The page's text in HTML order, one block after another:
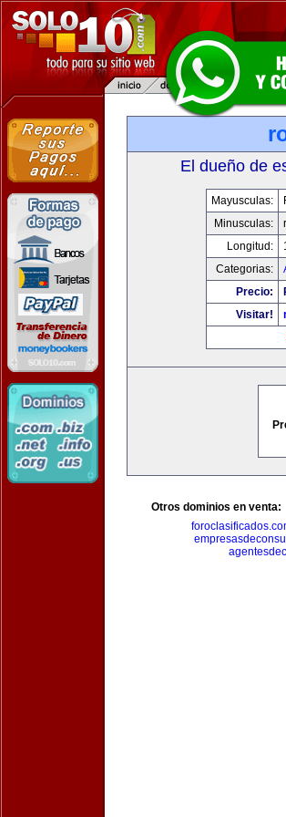
El dueño de
Mayusculas:
Minusculas:
Longitud:
Categorias:
Precio:
Visitar!
Otros dominios en venta: